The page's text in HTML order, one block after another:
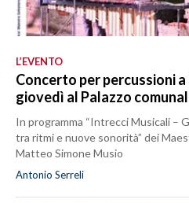
L’EVENTO
Concerto per percussioni
giovedì al Palazzo
In programma “Intrecci Musicali –
tra ritmi e nuove sonorità” dei
Matteo Simone Musio
Antonio Serreli